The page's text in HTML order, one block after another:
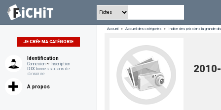
JE CRÉE MA CATÉGORIE
Identification
Connexion ~ Inscription
DIX bonnes raisons de
s'inscrire
A propos
Accueil » Accueil des catégories » Indice des prix dans la grande